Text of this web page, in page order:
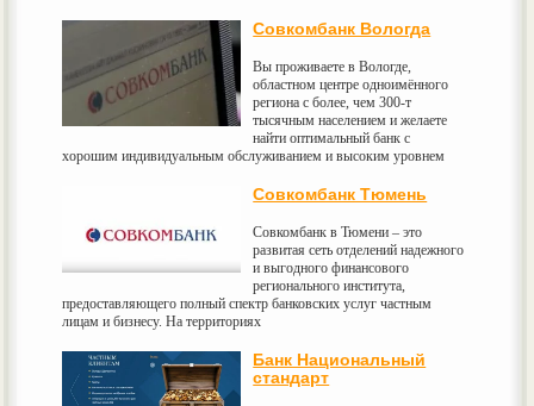
Совкомбанк Вологда
Вы проживаете в Вологде,
областном центре одноимённого
региона с более, чем 300-т
тысячным населением и желаете
найти оптимальный банк с
хорошим индивидуальным обслуживанием и высоким уровнем
Совкомбанк Тюмень
Совкомбанк в Тюмени – это
развитая сеть отделений надежного
и выгодного финансового
регионального института,
предоставляющего полный спектр банковских услуг частным
лицам и бизнесу. На территориях
Банк Национальный
стандарт